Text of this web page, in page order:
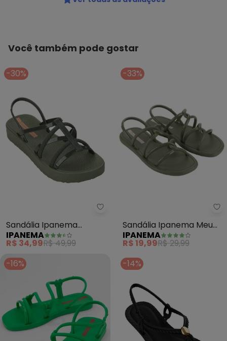
Você também pode gostar
-30%
Ipanema - Sandália Ipanema
Sandália Ipanema
Diversa Flat (Verde)
IPANEMA
R$ 34,99R$ 49,99
-33%
Sandália Ipanema Meu
Sol (Verde)
IPANEMA
R$ 19,99R$ 29,99
-16%
-14%